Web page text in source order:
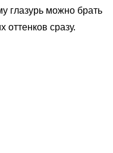
глазурь можно брать
оттенков сразу.